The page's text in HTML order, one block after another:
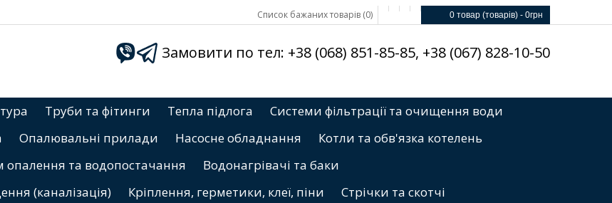
0 товар (товарів) - 0грн
Список бажаних товарів (0)
Замовити по тел: +38 (068) 851-85-85, +38 (067) 828-10-50
Труби та фітинги Тепла підлога
Системи фільтрації та очищення води
Опалювальні прилади Насосне обладнання
Котли та обв'язка котелень
опалення та водопостачання
Водонагрівачі та баки
(каналізація) Кріплення, герметики, клеї, піни
Стрічки та скотчі